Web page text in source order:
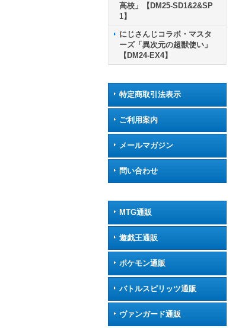
高校」【DM25-SD1&2&SP
1】
にじさんじコラボ・マスタ
ーズ「異次元の超獣使い」
【DM24-EX4】
特定商取引法表示
ご利用案内
メールマガジン
問い合わせ
MTG通販
遊戯王通販
ポケモン通販
バトルスピリッツ通販
ヴァンガード通販